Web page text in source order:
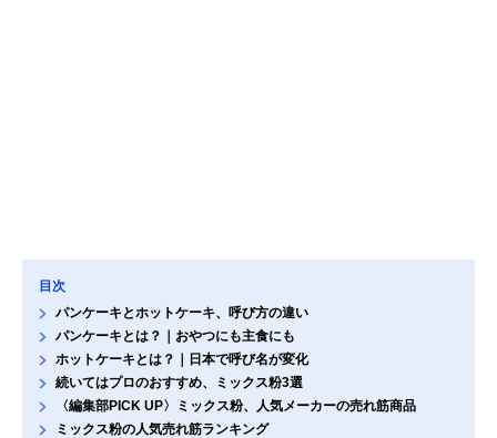
目次
パンケーキとホットケーキ、呼び方の違い
パンケーキとは？｜おやつにも主食にも
ホットケーキとは？｜日本で呼び名が変化
続いてはプロのおすすめ、ミックス粉3選
〈編集部PICK UP〉ミックス粉、人気メーカーの売れ筋商品
ミックス粉の人気売れ筋ランキング